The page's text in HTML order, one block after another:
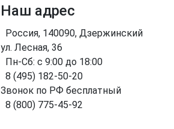
Наш адрес
Россия, 140090, Дзержинский
ул. Лесная, 36
Пн-Сб: с 9:00 до 18:00
8 (495) 182-50-20
Звонок по РФ бесплатный
8 (800) 775-45-92